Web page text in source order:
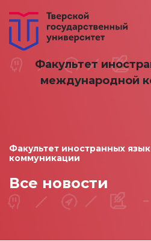
Факультет
международной
Факультет иностранных
коммуникации
Все новости